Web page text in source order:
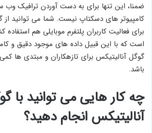
ضمنا، این تنها برای به دست آوردن ترافیک وب
کامپیوتر های دسکتاپ نیست. شما می ­توانید از
است که با این قبیل داده­ های موجود دقیق و
گوگل آنالیتیکس برای تازه­کاران و مبتدی ها
باشد.
چه کار هایی می ­توانید با
آنالیتیکس انجام دهید؟